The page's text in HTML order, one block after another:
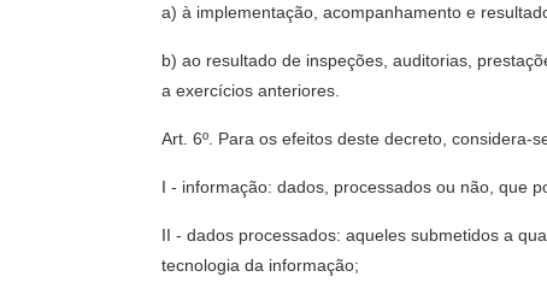
a) à implementação, acompanhamento e
b) ao resultado de inspeções, auditorias,
a exercícios anteriores.
Art. 6º. Para os efeitos deste decreto, considera-
I - informação: dados, processados ou não, que
II - dados processados: aqueles submetidos a
tecnologia da informação;